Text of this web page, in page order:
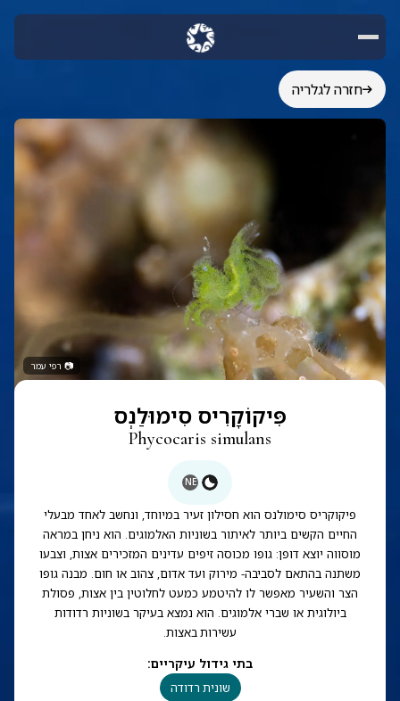
חזרה לגלריה
📷 רפי עמר
פִּיקוֹקָרִיס סִימוּלַנְס
Phycocaris simulans
NE
פיקוקריס סימולנס הוא חסילון זעיר במיוחד, ונחשב לאחד מבעלי
החיים הקשים ביותר לאיתור בשוניות האלמוגים. הוא ניחן במראה
מוסווה יוצא דופן: גופו מכוסה זיפים עדינים המזכירים אצות, וצבעו
משתנה בהתאם לסביבה- מירוק ועד אדום, צהוב או חום. מבנה גופו
הצר והשעיר מאפשר לו להיטמע כמעט לחלוטין בין אצות, פסולת
ביולוגית או שברי אלמוגים. הוא נמצא בעיקר בשוניות רדודות
עשירות באצות.
בתי גידול עיקריים:
שונית רדודה